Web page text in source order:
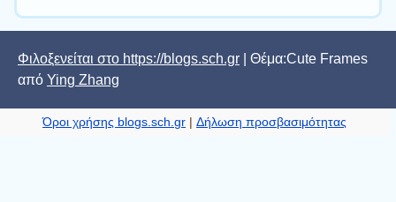
Φιλοξενείται στο https://blogs.sch.gr | Θέμα:Cute Frames
από Ying Zhang
Όροι χρήσης blogs.sch.gr |Δήλωση προσβασιμότητας